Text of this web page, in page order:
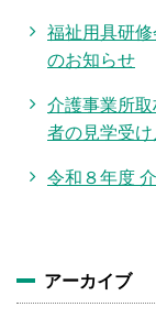
福祉用具研
のお知らせ
介護事業所
者の見学受
令和８年度
アーカイブ